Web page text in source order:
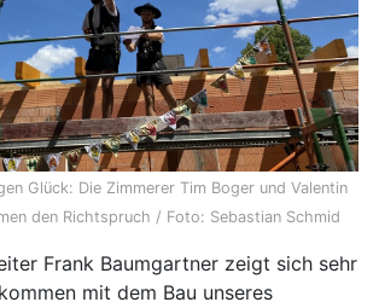
Glück: Die Zimmerer Tim Boger und Valentin
den Richtspruch / Foto: Sebastian Schmid
Frank Baumgartner zeigt sich sehr
mit dem Bau unseres